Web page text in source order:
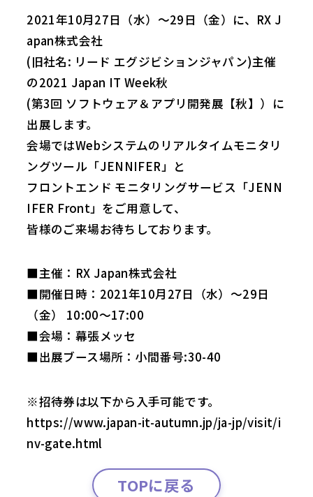
2021年10月27日（水）～29日（金）に、RX J
apan株式会社
(旧社名: リード エグジビションジャパン)主催
の2021 Japan IT Week秋
(第3回 ソフトウェア＆アプリ開発展【秋】）に
出展します。
会場ではWebシステムのリアルタイムモニタリ
ングツール「JENNIFER」と
フロントエンド モニタリングサービス「JENN
IFER Front」をご用意して、
皆様のご来場お待ちしております。
■主催：RX Japan株式会社
■開催日時：2021年10月27日（水）～29日
（金） 10:00～17:00
■会場：幕張メッセ
■出展ブース場所：小間番号:30-40
※招待券は以下から入手可能です。
https://www.japan-it-autumn.jp/ja-jp/visit/i
nv-gate.html
TOPに戻る